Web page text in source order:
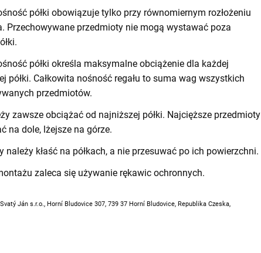
półki obowiązuje tylko przy równomiernym rozłożeniu
Przechowywane przedmioty nie mogą wystawać poza
półki określa maksymalne obciążenie dla każdej
półki. Całkowita nośność regału to suma wag wszystkich
przedmiotów.
zawsze obciążać od najniższej półki. Najcięższe przedmioty
na dole, lżejsze na górze.
należy kłaść na półkach, a nie przesuwać po ich powierzchni.
zaleca się używanie rękawic ochronnych.
Ján s.r.o., Horní Bludovice 307, 739 37 Horní Bludovice, Republika Czeska,